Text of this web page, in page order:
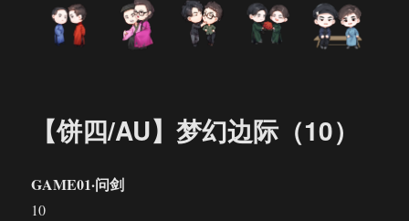
【饼四/AU】梦幻边际（10）
GAME01·问剑
10